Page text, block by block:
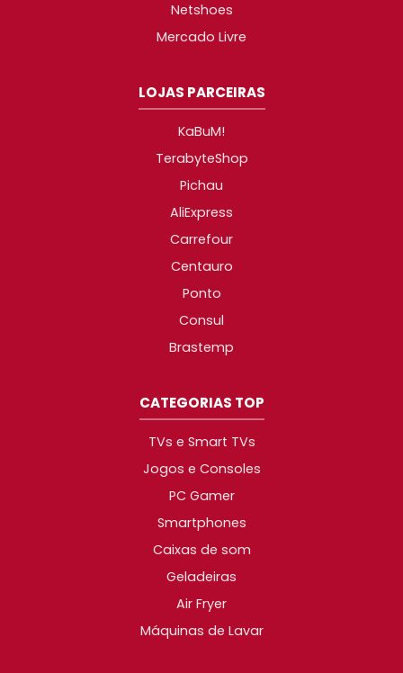
Netshoes
Mercado Livre
LOJAS PARCEIRAS
KaBuM!
TerabyteShop
Pichau
AliExpress
Carrefour
Centauro
Ponto
Consul
Brastemp
CATEGORIAS TOP
TVs e Smart TVs
Jogos e Consoles
PC Gamer
Smartphones
Caixas de som
Geladeiras
Air Fryer
Máquinas de Lavar